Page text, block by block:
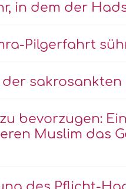
in dem der
Pilgerfahrt
der
bevorzugen:
Muslim das